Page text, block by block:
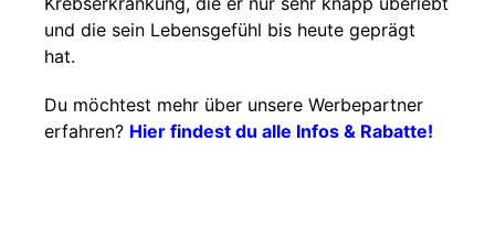
und die sein Lebensgefühl bis heute geprägt
hat.
Du möchtest mehr über unsere Werbepartner
erfahren? Hier findest du alle Infos & Rabatte!